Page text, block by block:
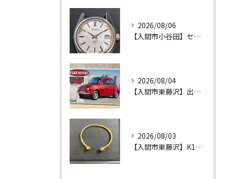
2026/08/06
【入間市小谷田】セイコーの名機「キングセイコー（45KS）」をお買取！ベルトなし・文字盤のシミ・不動品も高価買取いたします
2026/08/04
【入間市東藤沢】出張買取にて絶版プラモデル「フィアット500D」をお買取！暑い夏は涼しいご自宅で「無料出張買取」をご利用ください
2026/08/03
【入間市東藤沢】K18（18金）磁気ブレスレットをお買取！金相場高騰中の今、健康ジュエリーや古い金製品も高価買取いたします